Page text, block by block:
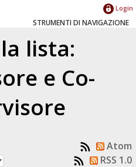
Login
STRUMENTI DI NAVIGAZIONE
lista:
e Co-
Atom
RSS 1.0